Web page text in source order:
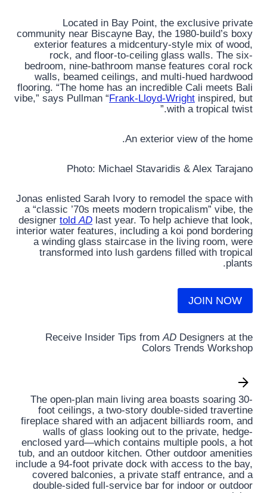
Located in Bay Point, the exclusive private
community near Biscayne Bay, the 1980-build’s boxy
exterior features a midcentury-style mix of wood,
rock, and floor-to-ceiling glass walls. The six-
bedroom, nine-bathroom manse features coral rock
walls, beamed ceilings, and multi-hued hardwood
flooring. “The home has an incredible Cali meets Bali
vibe,” says Pullman “Frank-Lloyd-Wright inspired, but
with a tropical twist.”
An exterior view of the home.
Photo: Michael Stavaridis & Alex Tarajano
Jonas enlisted Sarah Ivory to remodel the space with
a “classic ’70s meets modern tropicalism” vibe, the
designer told AD last year. To help achieve that look,
interior water features, including a koi pond bordering
a winding glass staircase in the living room, were
transformed into lush gardens filled with tropical
plants.
JOIN NOW
Receive Insider Tips fromAD Designers at the
Colors Trends Workshop
The open-plan main living area boasts soaring 30-
foot ceilings, a two-story double-sided travertine
fireplace shared with an adjacent billiards room, and
walls of glass looking out to the private, hedge-
enclosed yard—which contains multiple pools, a hot
tub, and an outdoor kitchen. Other outdoor amenities
include a 94-foot private dock with access to the bay,
covered balconies, a private staff entrance, and a
double-sided full-service bar for indoor or outdoor